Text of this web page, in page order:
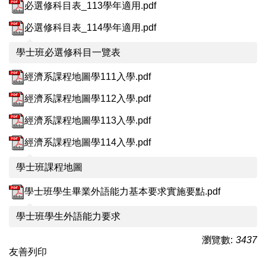
必選修科目表_113學年適用.pdf
必選修科目表_114學年適用.pdf
學士班必選修科目一覽表
經濟系課程地圖學111入學.pdf
經濟系課程地圖學112入學.pdf
經濟系課程地圖學113入學.pdf
經濟系課程地圖學114入學.pdf
學士班課程地圖
學士班學生畢業外語能力基本要求實施要點.pdf
學士班學生外語能力要求
瀏覽數: 3437
友善列印